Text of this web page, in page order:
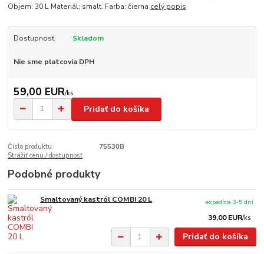
Objem: 30 L Materiál: smalt. Farba: čierna celý popis
Dostupnosť Skladom
Nie sme platcovia DPH
59,00 EUR/ks
Pridať do košíka
Číslo produktu:
75530B
Strážiť cenu / dostupnosť
Podobné produkty
Smaltovaný kastról COMBI 20 L
39,00 EUR/ks
expedícia 3-5 dní
Pridať do košíka